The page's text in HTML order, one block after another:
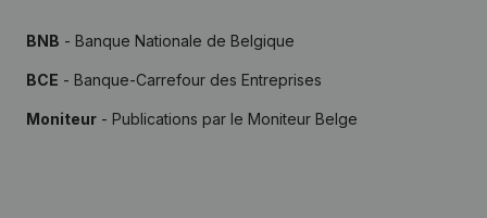
BNB - Banque Nationale de Belgique
BCE - Banque-Carrefour des Entreprises
Moniteur - Publications par le Moniteur Belge